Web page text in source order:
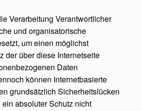
Verarbeitung Verantwortlicher
und organisatorische
um einen möglichst
der über diese Internetseite
Daten
können Internetbasierte
grundsätzlich Sicherheitslücken
absoluter Schutz nicht